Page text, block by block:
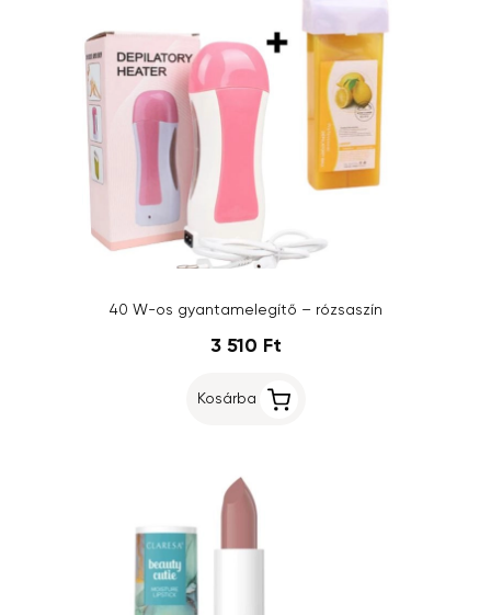
40 W-os gyantamelegítő – rózsaszín
3 510 Ft
Kosárba